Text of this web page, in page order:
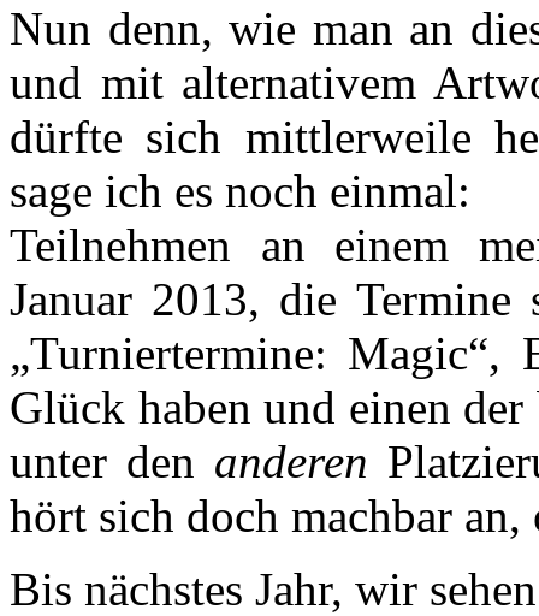
Nun denn, wie man an
und mit alternativem
dürfte sich mittlerweile
sage ich es noch einmal:
Teilnehmen an einem
Januar 2013, die
„Turniertermine: Magic“,
Glück haben und einen
unter den anderen
hört sich doch machbar an,
Bis nächstes Jahr, wir